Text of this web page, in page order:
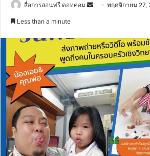
สื่อการสอนฟรี ดอทคอม
Sendพฤศจิกายน 27,
Less than a minute